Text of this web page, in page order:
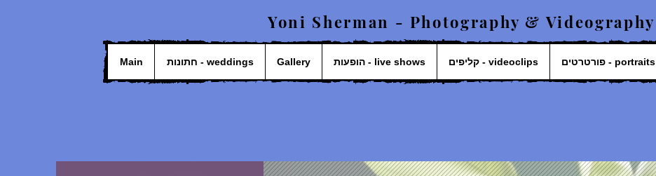
Yoni Sherman - Photography & Videography
Main חתונות - weddings Gallery הופעות - live shows קליפים - videoclips פורטרטים - portraits